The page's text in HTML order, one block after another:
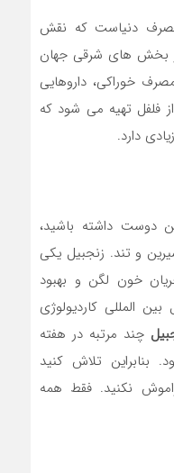
دنیاست که نقش
بخش های شرقی جهان
خوراکی، داروهایی
فلفل تهیه می شود که
دارد.
دوست داشته باشید،
و تند. زنجبیل یکی
خون لگن و بهبود
المللی کاردیولوژی
چند مرتبه در هفته
بنابراین تلاش کنید
نکنید. فقط همه